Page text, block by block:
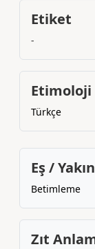
Etiket
-
Etimoloji
Türkçe
Eş /
Betimleme
Zıt